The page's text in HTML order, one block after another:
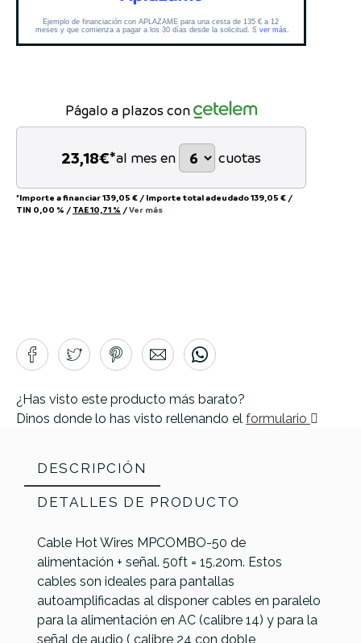
Págalo a plazos con
23,18€*al mes en cuotas
*Importe a financiar139,05 € / Importe total adeudado139,05 € /
TIN 0,00 % / TAE10,71 % /Ver más
¿Has visto este producto más barato?
Dinos donde lo has visto rellenando el formulario
DESCRIPCIÓN
DETALLES DE PRODUCTO
Cable Hot Wires MPCOMBO-50 de
alimentación + señal. 50ft = 15.20m. Estos
cables son ideales para pantallas
autoamplificadas al disponer cables en paralelo
para la alimentación en AC (calibre 14) y para la
señal de audio ( calibre 24 con doble